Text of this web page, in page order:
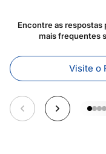
Encontre as respostas
mais frequentes
Visite o